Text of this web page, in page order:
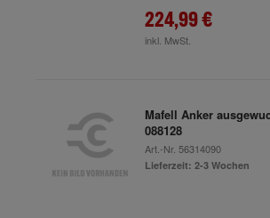
224,99 €
inkl. MwSt.
Mafell Anker
088128
Art.-Nr. 56314090
Lieferzeit: 2-3 Wochen